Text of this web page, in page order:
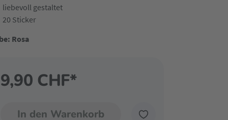
liebevoll gestaltet
20 Sticker
Rosa
9,90 CHF*
In den Warenkorb